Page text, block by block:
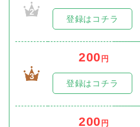
2
登録はコチラ
3
200 円
登録はコチラ
200 円